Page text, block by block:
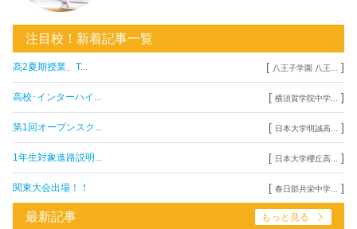
注目校！新着記事一覧
高2夏期授業、T... [ 八王子学園 八王... ]
高校･インターハイ... [ 横須賀学院中学... ]
第1回オープンスク... [ 日本大学明誠高... ]
1年生対象進路説明... [ 日本大学櫻丘高... ]
関東大会出場！！ [ 春日部共栄中学... ]
最新記事 もっと見る